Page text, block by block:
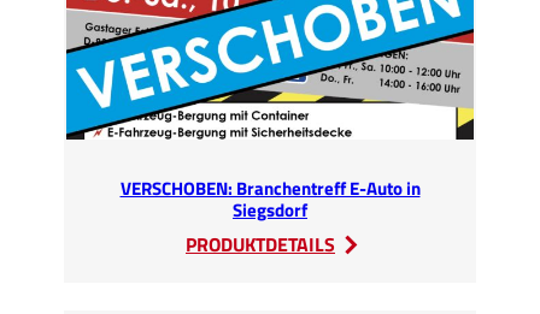
VERSCHOBEN: Branchentreff E-Auto in
Siegsdorf
PRODUKTDETAILS
: